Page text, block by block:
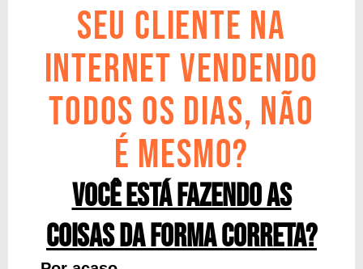
SEU CLIENTE NA
INTERNET VENDENDO
TODOS OS DIAS, NÃO
É MESMO?
VOCÊ ESTÁ FAZENDO AS
COISAS DA FORMA CORRETA?